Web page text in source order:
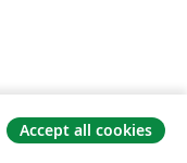
Accept all cookies